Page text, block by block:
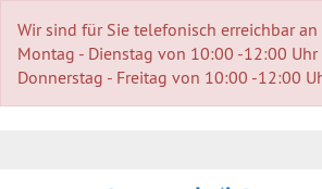
Wir sind für Sie telefonisch erreichbar
Montag - Dienstag von 10:00 -12:00
Donnerstag - Freitag von 10:00 -12:00